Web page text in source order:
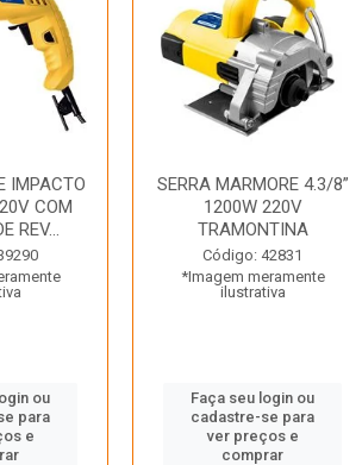
IMPACTO
COM
REV...
ou
para
e
SERRA MARMORE 4.3/8”
1200W 220V
TRAMONTINA
Código: 42831
*Imagem meramente
ilustrativa
Faça seu login ou
cadastre-se para
ver preços e
comprar